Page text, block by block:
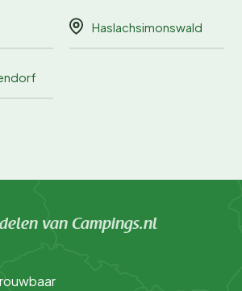
Haslachsimonswald
van Campings.nl